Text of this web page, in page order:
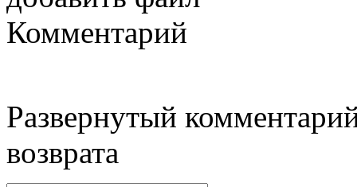
Комментарий
Развернутый
возврата